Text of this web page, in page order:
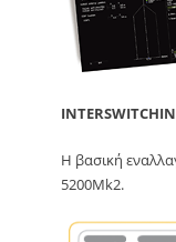
Η βασική
5200Mk2.